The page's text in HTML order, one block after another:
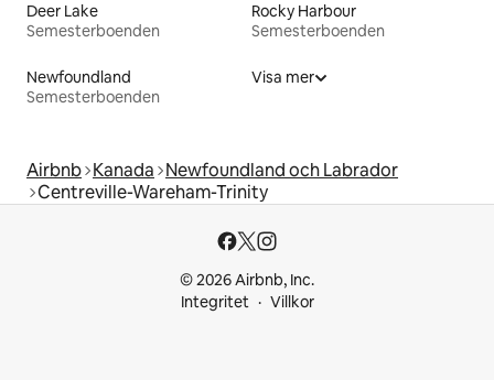
Deer Lake
Semesterboenden
Rocky Harbour
Semesterboenden
Newfoundland
Semesterboenden
Visa mer
Airbnb Kanada Newfoundland och Labrador
Centreville-Wareham-Trinity
© 2026 Airbnb, Inc.
Integritet
Villkor